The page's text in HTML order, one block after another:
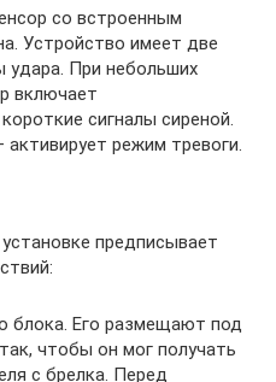
со встроенным
Устройство имеет две
удара. При небольших
включает
сигналы сиреной.
режим тревоги.
предписывает
блока. Его размещают под
чтобы он мог получать
с брелка. Перед